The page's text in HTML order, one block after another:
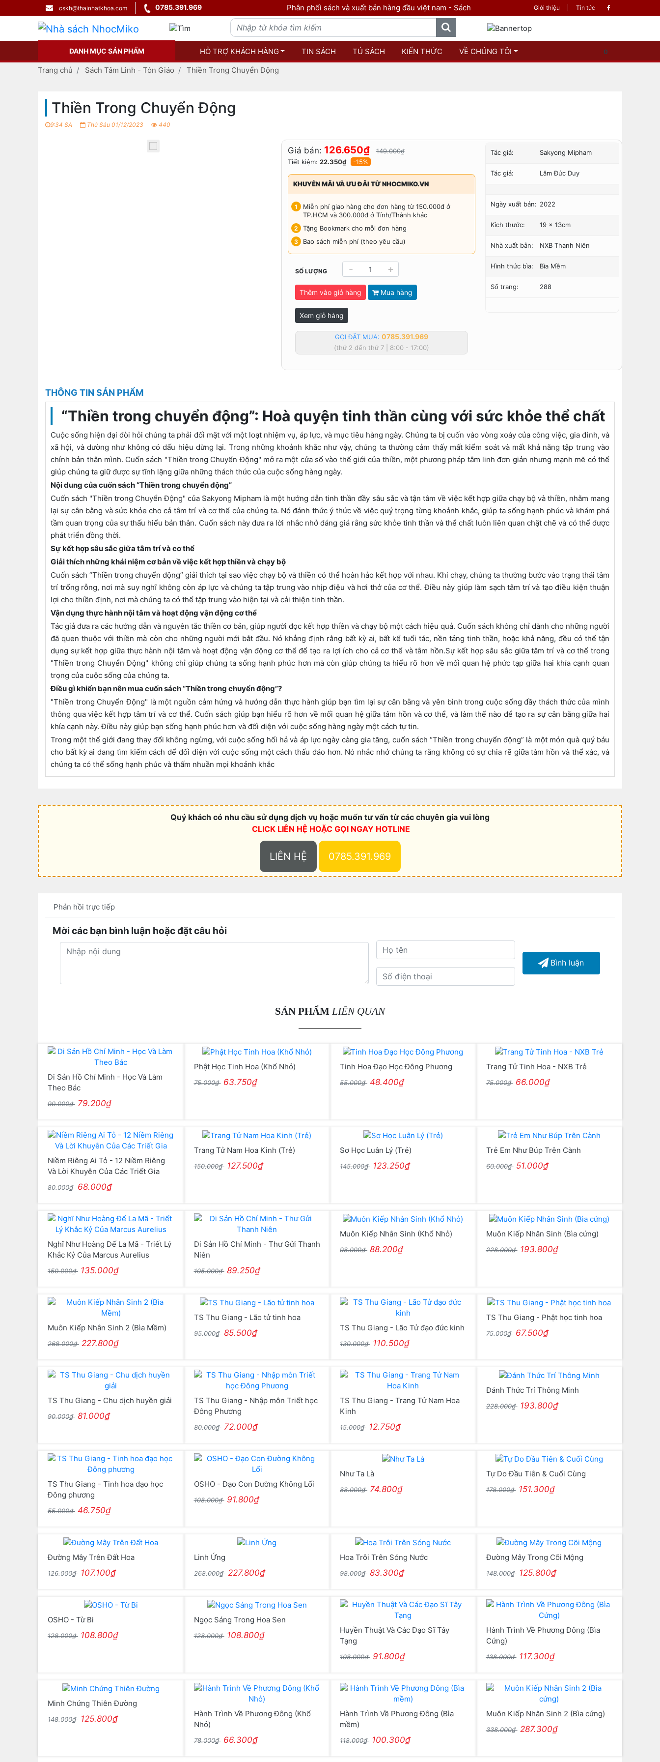
cskh@thainhatkhoa.com 0785.391.969 Phân phối sách và xuất bản hàng đầu việt nam - Sách là tri thức Giới thiệu Tin tức
HỖ TRỢ KHÁCH HÀNG TIN SÁCH TỦ SÁCH KIẾN THỨC VỀ CHÚNG TÔI 0
DANH MỤC SẢN PHẨM
Trang chủ Sách Tâm Linh - Tôn Giáo Thiền Trong Chuyển Động
Thiền Trong Chuyển Động
9:34 SA Thứ Sáu 01/12/2023 440
Giá bán: 126.650₫
149.000₫
Tiết kiệm: 22.350₫ -15%
KHUYỄN MÃI VÀ ƯU ĐÃI TỪ NHOCMIKO.VN
Miễn phí giao hàng cho đơn hàng từ 150.000đ ở
TP.HCM và 300.000đ ở Tỉnh/Thành khác
Tặng Bookmark cho mỗi đơn hàng
Bao sách miễn phí (theo yêu cầu)
SỐ LƯỢNG - +
Thêm vào giỏ hàng Mua hàng
Xem giỏ hàng
GỌI ĐẶT MUA: 0785.391.969
(thứ 2 đến thứ 7 | 8:00 - 17:00)
Tác giả: Sakyong Mipham
Tác giả: Lâm Đức Duy
Ngày xuất bản: 2022
Kích thước: 19 x 13cm
Nhà xuất bản: NXB Thanh Niên
Hình thức bìa: Bìa Mềm
Số trang: 288
THÔNG TIN SẢN PHẨM
“Thiền trong chuyển động”: Hoà quyện tinh thần cùng với sức khỏe thể chất
Cuộc sống hiện đại đòi hỏi chúng ta phải đối mặt với một loạt nhiệm vụ, áp lực, và mục tiêu hàng ngày. Chúng ta bị cuốn vào vòng xoáy của công việc, gia đình, và
xã hội, và dường như không có dấu hiệu dừng lại. Trong những khoảnh khắc như vậy, chúng ta thường cảm thấy mất kiểm soát và mất khả năng tập trung vào
chính bản thân mình. Cuốn sách "Thiền trong Chuyển Động" mở ra một cửa sổ vào thế giới của thiền, một phương pháp tâm linh đơn giản nhưng mạnh mẽ có thể
giúp chúng ta giữ được sự tĩnh lặng giữa những thách thức của cuộc sống hàng ngày.
Nội dung của cuốn sách “Thiền trong chuyển động”
Cuốn sách "Thiền trong Chuyển Động" của Sakyong Mipham là một hướng dẫn tinh thần đầy sâu sắc và tận tâm về việc kết hợp giữa chạy bộ và thiền, nhằm mang
lại sự cân bằng và sức khỏe cho cả tâm trí và cơ thể của chúng ta. Nó đánh thức ý thức về việc quý trọng từng khoảnh khắc, giúp ta sống hạnh phúc và khám phá
tầm quan trọng của sự thấu hiểu bản thân. Cuốn sách này đưa ra lời nhắc nhở đáng giá rằng sức khỏe tinh thần và thể chất luôn liên quan chặt chẽ và có thể được
phát triển đồng thời.
Sự kết hợp sâu sắc giữa tâm trí và cơ thể
Giải thích những khái niệm cơ bản về việc kết hợp thiền và chạy bộ
Cuốn sách “Thiền trong chuyển động” giải thích tại sao việc chạy bộ và thiền có thể hoàn hảo kết hợp với nhau. Khi chạy, chúng ta thường bước vào trạng thái tâm
trí trống rỗng, nơi mà suy nghĩ không còn áp lực và chúng ta tập trung vào nhịp điệu và hơi thở của cơ thể. Điều này giúp làm sạch tâm trí và tạo điều kiện thuận
lợi cho thiền định, nơi mà chúng ta có thể tập trung vào hiện tại và cải thiện tinh thần.
Vận dụng thực hành nội tâm và hoạt động vận động cơ thể
Tác giả đưa ra các hướng dẫn và nguyên tắc thiền cơ bản, giúp người đọc kết hợp thiền và chạy bộ một cách hiệu quả. Cuốn sách không chỉ dành cho những người
đã quen thuộc với thiền mà còn cho những người mới bắt đầu. Nó khẳng định rằng bất kỳ ai, bất kể tuổi tác, nền tảng tinh thần, hoặc khả năng, đều có thể tận
dụng sự kết hợp giữa thực hành nội tâm và hoạt động vận động cơ thể để tạo ra lợi ích cho cả cơ thể và tâm hồn.Sự kết hợp sâu sắc giữa tâm trí và cơ thể trong
"Thiền trong Chuyển Động" không chỉ giúp chúng ta sống hạnh phúc hơn mà còn giúp chúng ta hiểu rõ hơn về mối quan hệ phức tạp giữa hai khía cạnh quan
trọng của cuộc sống của chúng ta.
Điều gì khiến bạn nên mua cuốn sách “Thiền trong chuyển động”?
"Thiền trong Chuyển Động" là một nguồn cảm hứng và hướng dẫn thực hành giúp bạn tìm lại sự cân bằng và yên bình trong cuộc sống đầy thách thức của mình
thông qua việc kết hợp tâm trí và cơ thể. Cuốn sách giúp bạn hiểu rõ hơn về mối quan hệ giữa tâm hồn và cơ thể, và làm thế nào để tạo ra sự cân bằng giữa hai
khía cạnh này. Điều này giúp bạn sống hạnh phúc hơn và đối diện với cuộc sống hàng ngày một cách tự tin.
Trong một thế giới đang thay đổi không ngừng, với cuộc sống hối hả và áp lực ngày càng gia tăng, cuốn sách “Thiền trong chuyển động” là một món quà quý báu
cho bất kỳ ai đang tìm kiếm cách để đối diện với cuộc sống một cách thấu đáo hơn. Nó nhắc nhở chúng ta rằng không có sự chia rẽ giữa tâm hồn và thể xác, và
chúng ta có thể sống hạnh phúc và thấm nhuần mọi khoảnh khắc
Quý khách có nhu cầu sử dụng dịch vụ hoặc muốn tư vấn từ các chuyên gia vui lòng
CLICK LIÊN HỆ HOẶC GỌI NGAY HOTLINE
LIÊN HỆ 0785.391.969
Phản hồi trực tiếp
Mời các bạn bình luận hoặc đặt câu hỏi
Bình luận
SẢN PHẨM LIÊN QUAN
Di Sản Hồ Chí Minh - Học Và Làm
Theo Bác
90.000₫ 79.200₫
Phật Học Tinh Hoa (Khổ Nhỏ)
75.000₫ 63.750₫
Tinh Hoa Đạo Học Đông Phương
55.000₫ 48.400₫
Trang Tử Tinh Hoa - NXB Trẻ
75.000₫ 66.000₫
Niềm Riêng Ai Tỏ - 12 Niềm Riêng
Và Lời Khuyên Của Các Triết Gia
80.000₫ 68.000₫
Trang Tử Nam Hoa Kinh (Trẻ)
150.000₫ 127.500₫
Sơ Học Luân Lý (Trẻ)
145.000₫ 123.250₫
Trẻ Em Như Búp Trên Cành
60.000₫ 51.000₫
Nghĩ Như Hoàng Đế La Mã - Triết Lý
Khắc Kỷ Của Marcus Aurelius
150.000₫ 135.000₫
Di Sản Hồ Chí Minh - Thư Gửi Thanh
Niên
105.000₫ 89.250₫
Muôn Kiếp Nhân Sinh (Khổ Nhỏ)
98.000₫ 88.200₫
Muôn Kiếp Nhân Sinh (Bìa cứng)
228.000₫ 193.800₫
Muôn Kiếp Nhân Sinh 2 (Bìa Mềm)
268.000₫ 227.800₫
TS Thu Giang - Lão tử tinh hoa
95.000₫ 85.500₫
TS Thu Giang - Lão Tử đạo đức kinh
130.000₫ 110.500₫
TS Thu Giang - Phật học tinh hoa
75.000₫ 67.500₫
TS Thu Giang - Chu dịch huyền giải
90.000₫ 81.000₫
TS Thu Giang - Nhập môn Triết học
Đông Phương
80.000₫ 72.000₫
TS Thu Giang - Trang Tử Nam Hoa
Kinh
15.000₫ 12.750₫
Đánh Thức Trí Thông Minh
228.000₫ 193.800₫
TS Thu Giang - Tinh hoa đạo học
Đông phương
55.000₫ 46.750₫
OSHO - Đạo Con Đường Không Lối
108.000₫ 91.800₫
Như Ta Là
88.000₫ 74.800₫
Tự Do Đầu Tiên & Cuối Cùng
178.000₫ 151.300₫
Đường Mây Trên Đất Hoa
126.000₫ 107.100₫
Linh Ứng
268.000₫ 227.800₫
Hoa Trôi Trên Sóng Nước
98.000₫ 83.300₫
Đường Mây Trong Cõi Mộng
148.000₫ 125.800₫
OSHO - Từ Bi
128.000₫ 108.800₫
Ngọc Sáng Trong Hoa Sen
128.000₫ 108.800₫
Huyền Thuật Và Các Đạo Sĩ Tây
Tạng
108.000₫ 91.800₫
Hành Trình Về Phương Đông (Bìa
Cứng)
138.000₫ 117.300₫
Minh Chứng Thiên Đường
148.000₫ 125.800₫
Hành Trình Về Phương Đông (Khổ
Nhỏ)
78.000₫ 66.300₫
Hành Trình Về Phương Đông (Bìa
mềm)
118.000₫ 100.300₫
Muôn Kiếp Nhân Sinh 2 (Bìa cứng)
338.000₫ 287.300₫